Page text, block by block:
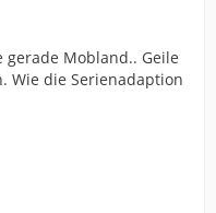
gerade Mobland.. Geile
Wie die Serienadaption